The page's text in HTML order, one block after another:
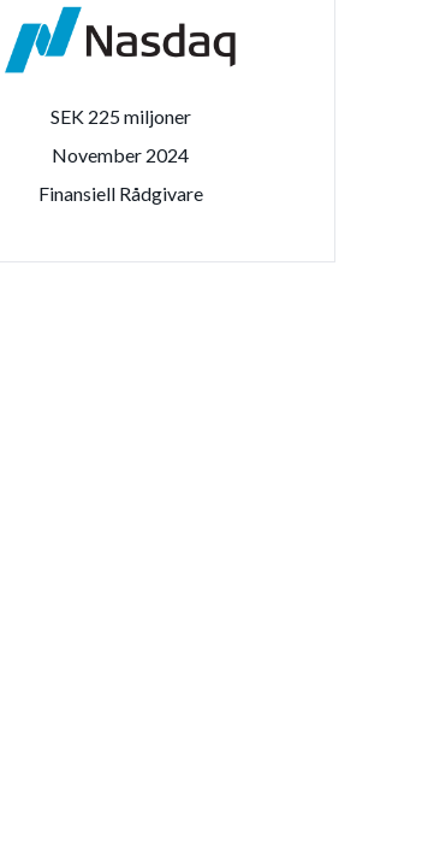
SEK 225 miljoner
November 2024
Finansiell Rådgivare